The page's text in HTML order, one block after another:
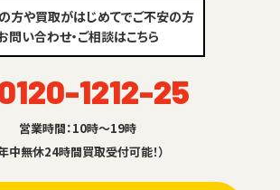
方や買取がはじめてでご不安の方
問い合わせ・ご相談はこちら
1212-25
営業時間：10時～19時
年中無休24時間買取受付可能！）